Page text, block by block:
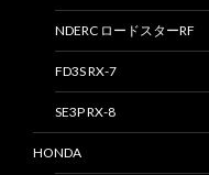
NDERC ロードスターRF
FD3S RX-7
SE3P RX-8
HONDA